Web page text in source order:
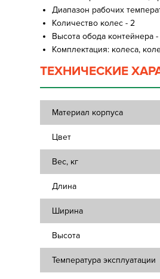
Диапазон рабочих
Количество колес - 2
Высота обода контейнера
Комплектация: колеса,
ТЕХНИЧЕСКИЕ
Материал корпуса
Цвет
Вес, кг
Длина
Ширина
Высота
Температура эксплуатации